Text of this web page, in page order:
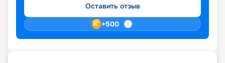
Оставить отзыв
+500